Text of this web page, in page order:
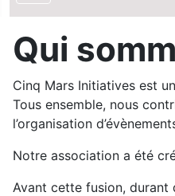
Qui
Cinq Mars Initiatives est
Tous ensemble, nous
l’organisation
Notre association a été
Avant cette fusion, durant